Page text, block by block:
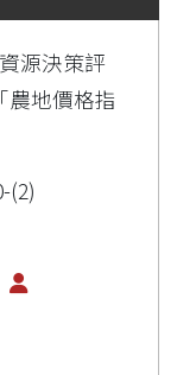
源決策評
農地價格指
(2)